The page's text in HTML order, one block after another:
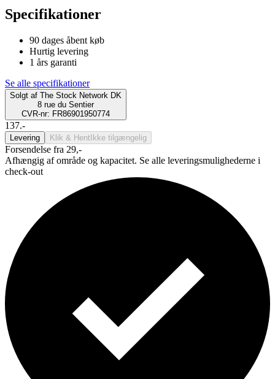
Specifikationer
90 dages åbent køb
Hurtig levering
1 års garanti
Se alle specifikationer
Solgt af The Stock Network DK
8 rue du Sentier
CVR-nr: FR86901950774
137.-
Levering Klik & Hent Ikke tilgængelig
Forsendelse fra 29,-
Afhængig af område og kapacitet. Se alle leveringsmulighederne i
check-out